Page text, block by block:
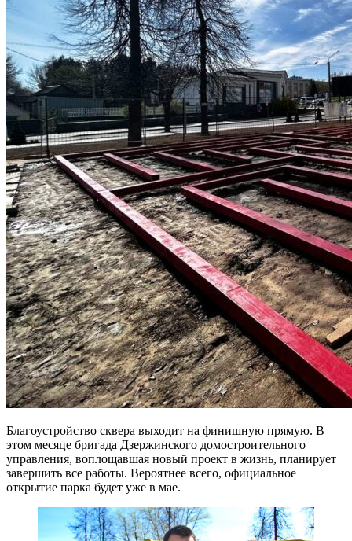
Благоустройство сквера выходит на финишную прямую. В
этом месяце бригада Дзержинского домостроительного
управления, воплощавшая новый проект в жизнь, планирует
завершить все работы. Вероятнее всего, официальное
открытие парка будет уже в мае.